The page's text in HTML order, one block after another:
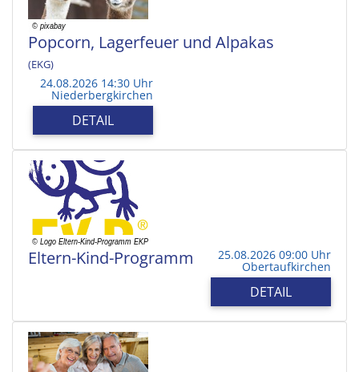
Popcorn, Lagerfeuer und Alpakas
(EKG)
24.08.2026 14:30 Uhr
Niederbergkirchen
DETAIL
Eltern-Kind-Programm 25.08.2026 09:00 Uhr
Obertaufkirchen
DETAIL